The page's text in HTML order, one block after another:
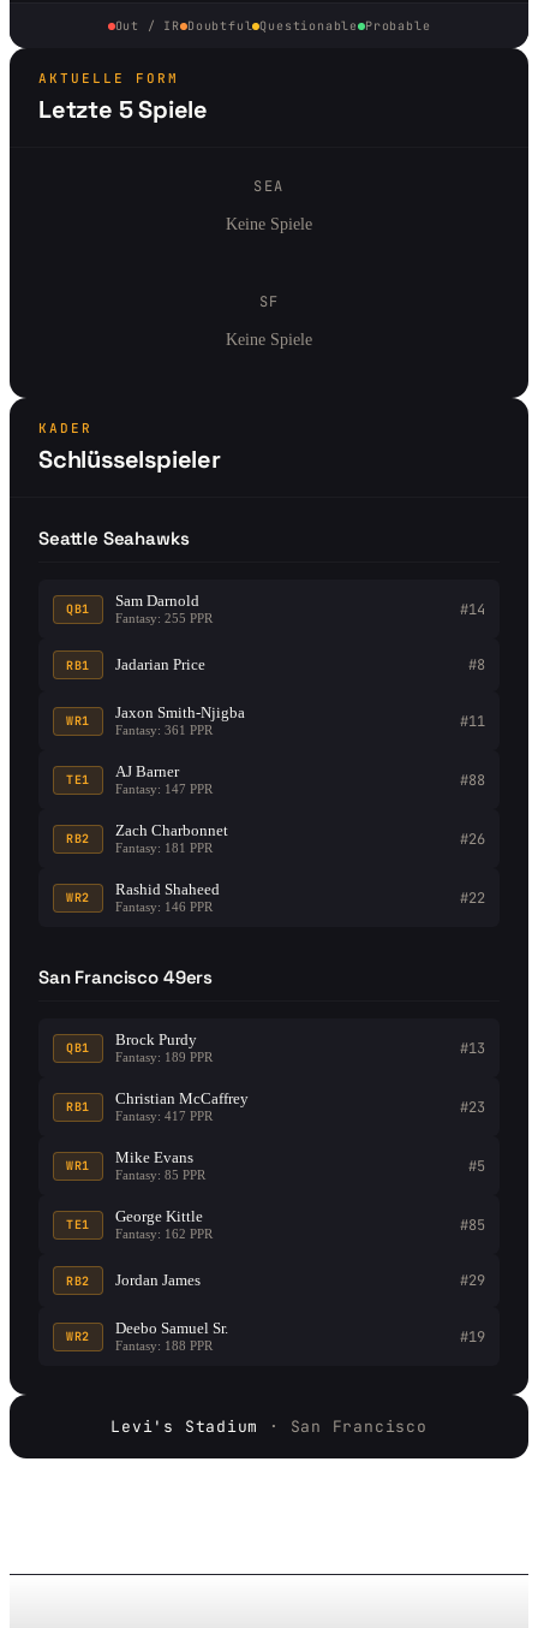
Out / IR Doubtful Questionable Probable
AKTUELLE FORM
Letzte 5 Spiele
SEA
Keine Spiele
SF
Keine Spiele
KADER
Schlüsselspieler
Seattle Seahawks
QB1 Sam Darnold
Fantasy: 255 PPR #14
RB1 Jadarian Price #8
WR1 Jaxon Smith-Njigba
Fantasy: 361 PPR #11
TE1 AJ Barner
Fantasy: 147 PPR #88
RB2 Zach Charbonnet
Fantasy: 181 PPR #26
WR2 Rashid Shaheed
Fantasy: 146 PPR #22
San Francisco 49ers
QB1 Brock Purdy
Fantasy: 189 PPR #13
RB1 Christian McCaffrey
Fantasy: 417 PPR #23
WR1 Mike Evans
Fantasy: 85 PPR #5
TE1 George Kittle
Fantasy: 162 PPR #85
RB2 Jordan James #29
WR2 Deebo Samuel Sr.
Fantasy: 188 PPR #19
Levi's Stadium · San Francisco